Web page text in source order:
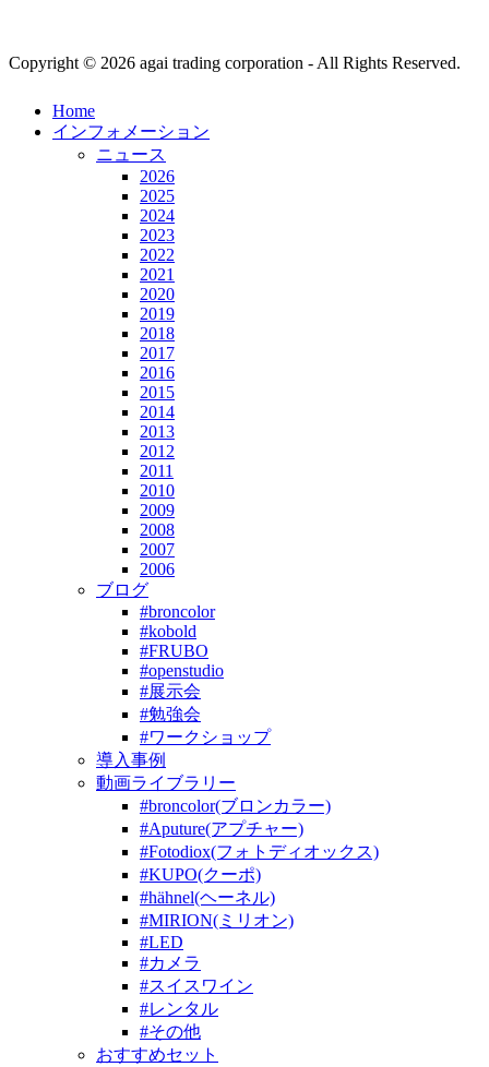
Copyright © 2026 agai trading corporation - All Rights Reserved.
Home
インフォメーション
ニュース
2026
2025
2024
2023
2022
2021
2020
2019
2018
2017
2016
2015
2014
2013
2012
2011
2010
2009
2008
2007
2006
ブログ
#broncolor
#kobold
#FRUBO
#openstudio
#展示会
#勉強会
#ワークショップ
導入事例
動画ライブラリー
#broncolor(ブロンカラー)
#Aputure(アプチャー)
#Fotodiox(フォトディオックス)
#KUPO(クーポ)
#hähnel(ヘーネル)
#MIRION(ミリオン)
#LED
#カメラ
#スイスワイン
#レンタル
#その他
おすすめセット